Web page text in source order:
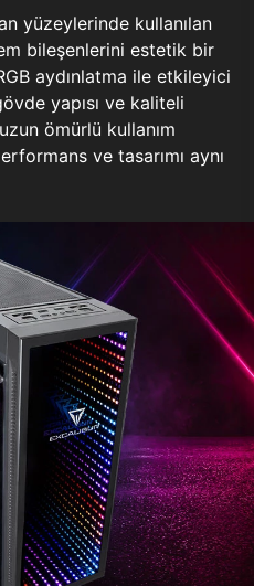
yüzeylerinde kullanılan
bileşenlerini estetik bir
aydınlatma ile etkileyici
yapısı ve kaliteli
ömürlü kullanım
ve tasarımı aynı